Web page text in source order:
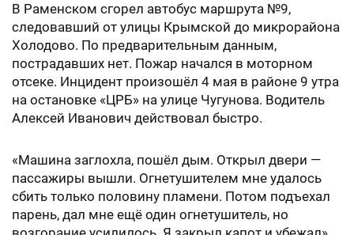
В Раменском сгорел автобус маршрута №9,
следовавший от улицы Крымской до микрорайона
Холодово. По предварительным данным,
пострадавших нет. Пожар начался в моторном
отсеке. Инцидент произошёл 4 мая в районе 9 утра
на остановке «ЦРБ» на улице Чугунова. Водитель
Алексей Иванович действовал быстро.
«Машина заглохла, пошёл дым. Открыл двери —
пассажиры вышли. Огнетушителем мне удалось
сбить только половину пламени. Потом подъехал
парень, дал мне ещё один огнетушитель, но